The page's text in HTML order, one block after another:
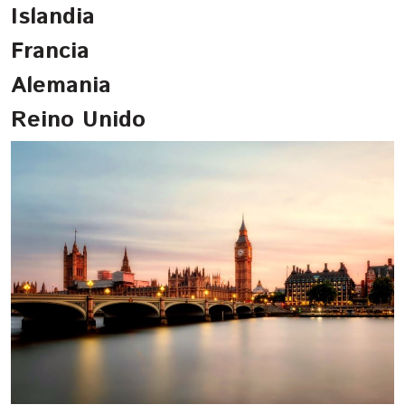
Islandia
Francia
Alemania
Reino Unido